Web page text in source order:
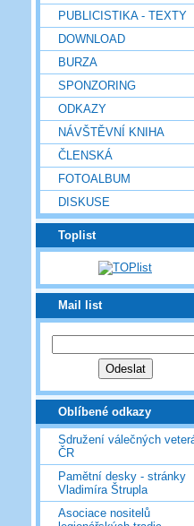
PUBLICISTIKA - TEXTY
DOWNLOAD
BURZA
SPONZORING
ODKAZY
NÁVŠTĚVNÍ KNIHA
ČLENSKÁ
FOTOALBUM
DISKUSE
Toplist
Mail list
Oblíbené odkazy
Sdružení válečných
ČR
Pamětní desky - stránky
Vladimíra Štrupla
Asociace nositelů